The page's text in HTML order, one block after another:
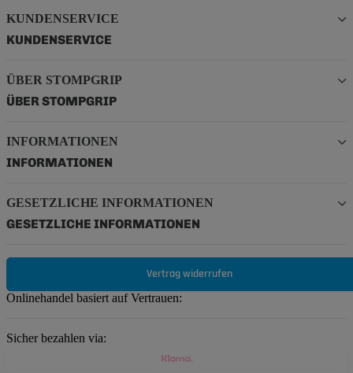
KUNDENSERVICE
KUNDENSERVICE
ÜBER STOMPGRIP
ÜBER STOMPGRIP
INFORMATIONEN
INFORMATIONEN
GESETZLICHE INFORMATIONEN
GESETZLICHE INFORMATIONEN
Vertrag widerrufen
Onlinehandel basiert auf Vertrauen:
Sicher bezahlen via: